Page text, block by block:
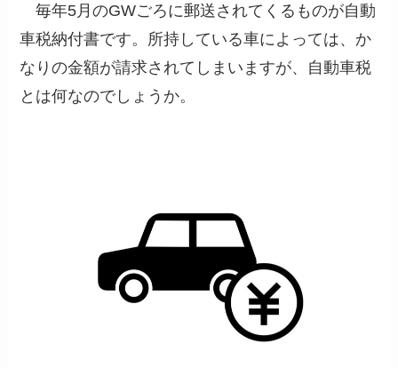
毎年5月のGWごろに郵送されてくるものが自動
車税納付書です。所持している車によっては、か
なりの金額が請求されてしまいますが、自動車税
とは何なのでしょうか。